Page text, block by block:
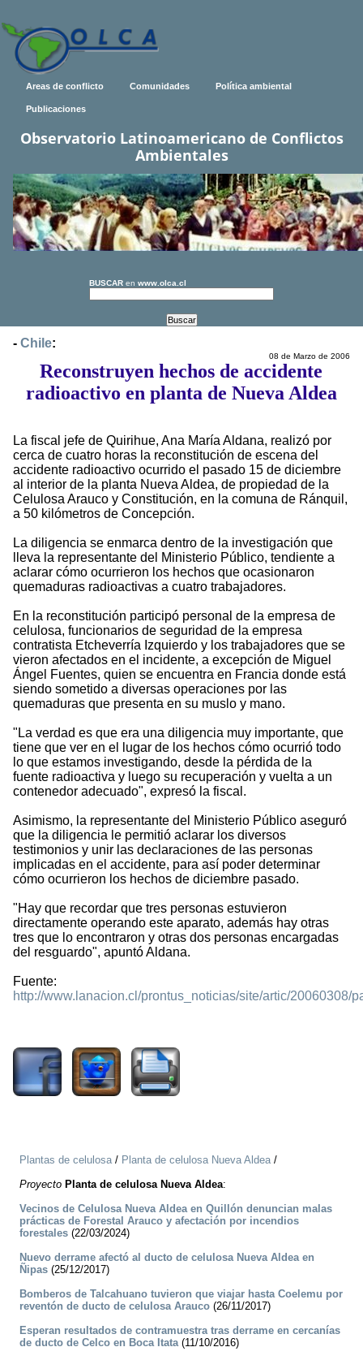
Areas de conflicto Comunidades Política ambiental
Publicaciones
Observatorio Latinoamericano de Conflictos
Ambientales
BUSCAR en www.olca.cl
- Chile:
08 de Marzo de 2006
Reconstruyen hechos de accidente
radioactivo en planta de Nueva Aldea
La fiscal jefe de Quirihue, Ana María Aldana, realizó por
cerca de cuatro horas la reconstitución de escena del
accidente radioactivo ocurrido el pasado 15 de diciembre
al interior de la planta Nueva Aldea, de propiedad de la
Celulosa Arauco y Constitución, en la comuna de Ránquil,
a 50 kilómetros de Concepción.
La diligencia se enmarca dentro de la investigación que
lleva la representante del Ministerio Público, tendiente a
aclarar cómo ocurrieron los hechos que ocasionaron
quemaduras radioactivas a cuatro trabajadores.
En la reconstitución participó personal de la empresa de
celulosa, funcionarios de seguridad de la empresa
contratista Etcheverría Izquierdo y los trabajadores que se
vieron afectados en el incidente, a excepción de Miguel
Ángel Fuentes, quien se encuentra en Francia donde está
siendo sometido a diversas operaciones por las
quemaduras que presenta en su muslo y mano.
"La verdad es que era una diligencia muy importante, que
tiene que ver en el lugar de los hechos cómo ocurrió todo
lo que estamos investigando, desde la pérdida de la
fuente radioactiva y luego su recuperación y vuelta a un
contenedor adecuado", expresó la fiscal.
Asimismo, la representante del Ministerio Público aseguró
que la diligencia le permitió aclarar los diversos
testimonios y unir las declaraciones de las personas
implicadas en el accidente, para así poder determinar
cómo ocurrieron los hechos de diciembre pasado.
"Hay que recordar que tres personas estuvieron
directamente operando este aparato, además hay otras
tres que lo encontraron y otras dos personas encargadas
del resguardo", apuntó Aldana.
Fuente:
http://www.lanacion.cl/prontus_noticias/site/artic/20060308/
Plantas de celulosa/ Planta de celulosa Nueva Aldea/
Proyecto Planta de celulosa Nueva Aldea:
Vecinos de Celulosa Nueva Aldea en Quillón denuncian malas
prácticas de Forestal Arauco y afectación por incendios
forestales (22/03/2024)
Nuevo derrame afectó al ducto de celulosa Nueva Aldea en
Ñipas (25/12/2017)
Bomberos de Talcahuano tuvieron que viajar hasta Coelemu por
reventón de ducto de celulosa Arauco (26/11/2017)
Esperan resultados de contramuestra tras derrame en cercanías
de ducto de Celco en Boca Itata(11/10/2016)